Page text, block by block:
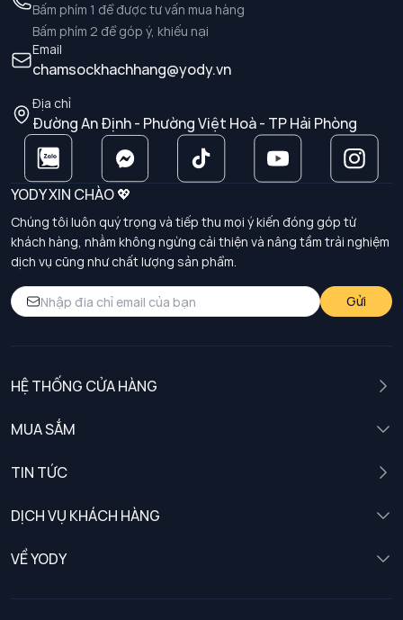
Bấm phím 1 để được tư vấn mua hàng
Bấm phím 2 để góp ý, khiếu nại
Email
chamsockhachhang@yody.vn
Địa chỉ
Đường An Định - Phường Việt Hoà - TP Hải Phòng
YODY XIN CHÀO 💖
Chúng tôi luôn quý trọng và tiếp thu mọi ý kiến đóng góp từ
khách hàng, nhằm không ngừng cải thiện và nâng tầm trải nghiệm
dịch vụ cũng như chất lượng sản phẩm.
Gửi
HỆ THỐNG CỬA HÀNG
MUA SẮM
TIN TỨC
DỊCH VỤ KHÁCH HÀNG
Chính sách khách hàng thân thiết
VỀ YODY